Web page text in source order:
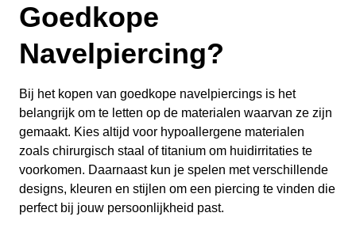
Goedkope
Navelpiercing?
Bij het kopen van goedkope navelpiercings is het
belangrijk om te letten op de materialen waarvan ze zijn
gemaakt. Kies altijd voor hypoallergene materialen
zoals chirurgisch staal of titanium om huidirritaties te
voorkomen. Daarnaast kun je spelen met verschillende
designs, kleuren en stijlen om een piercing te vinden die
perfect bij jouw persoonlijkheid past.